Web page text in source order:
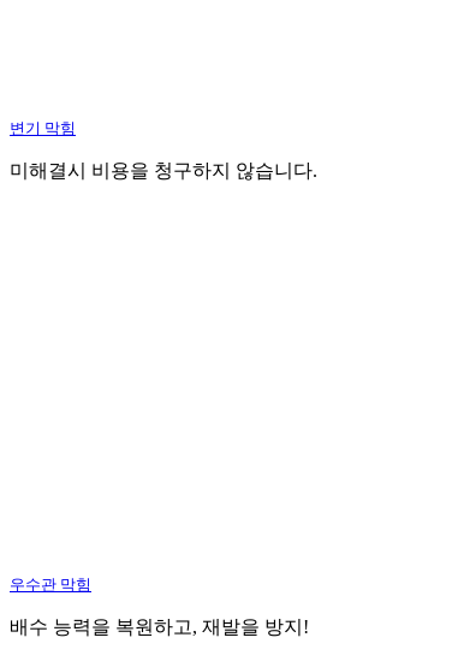
변기 막힘
미해결시 비용을 청구하지 않습니다.
우수관 막힘
배수 능력을 복원하고, 재발을 방지!